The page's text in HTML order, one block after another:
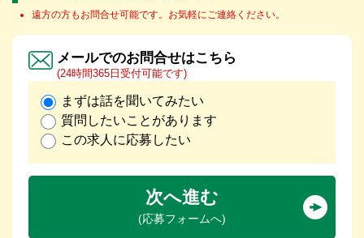
遠方の方もお問合せ可能です。お気軽にご連絡ください。
メールでのお問合せはこちら
(24時間365日受付可能です)
まずは話を聞いてみたい
質問したいことがあります
この求人に応募したい
次へ進む
(応募フォームへ)